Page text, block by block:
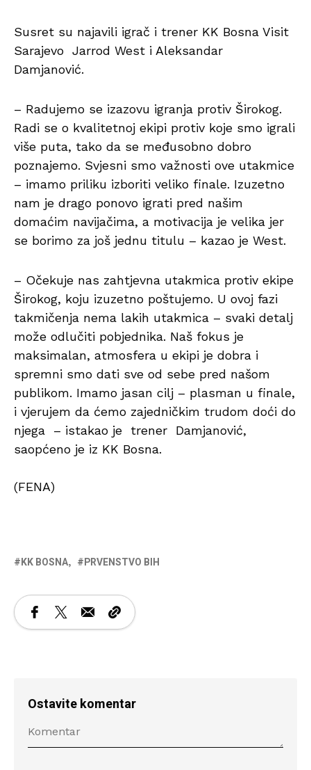
Susret su najavili igrač i trener KK Bosna Visit
Sarajevo Jarrod West i Aleksandar
Damjanović.
– Radujemo se izazovu igranja protiv Širokog.
Radi se o kvalitetnoj ekipi protiv koje smo igrali
više puta, tako da se međusobno dobro
poznajemo. Svjesni smo važnosti ove utakmice
– imamo priliku izboriti veliko finale. Izuzetno
nam je drago ponovo igrati pred našim
domaćim navijačima, a motivacija je velika jer
se borimo za još jednu titulu – kazao je West.
– Očekuje nas zahtjevna utakmica protiv ekipe
Širokog, koju izuzetno poštujemo. U ovoj fazi
takmičenja nema lakih utakmica – svaki detalj
može odlučiti pobjednika. Naš fokus je
maksimalan, atmosfera u ekipi je dobra i
spremni smo dati sve od sebe pred našom
publikom. Imamo jasan cilj – plasman u finale,
i vjerujem da ćemo zajedničkim trudom doći do
njega – istakao je trener Damjanović,
saopćeno je iz KK Bosna.
(FENA)
KK BOSNA PRVENSTVO BIH
Ostavite komentar